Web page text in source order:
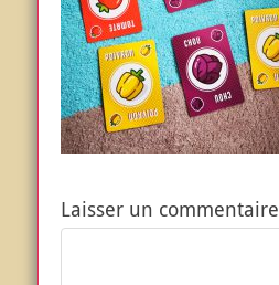
Laisser un commentaire